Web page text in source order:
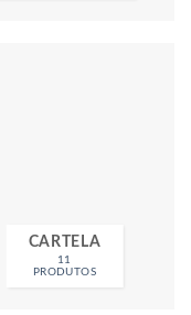
CARTELA
11
PRODUTOS